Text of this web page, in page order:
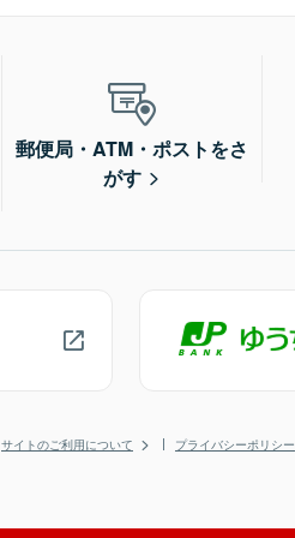
郵便局・ATM・ポストをさ
がす
サイトのご利用について プライバシーポリシー